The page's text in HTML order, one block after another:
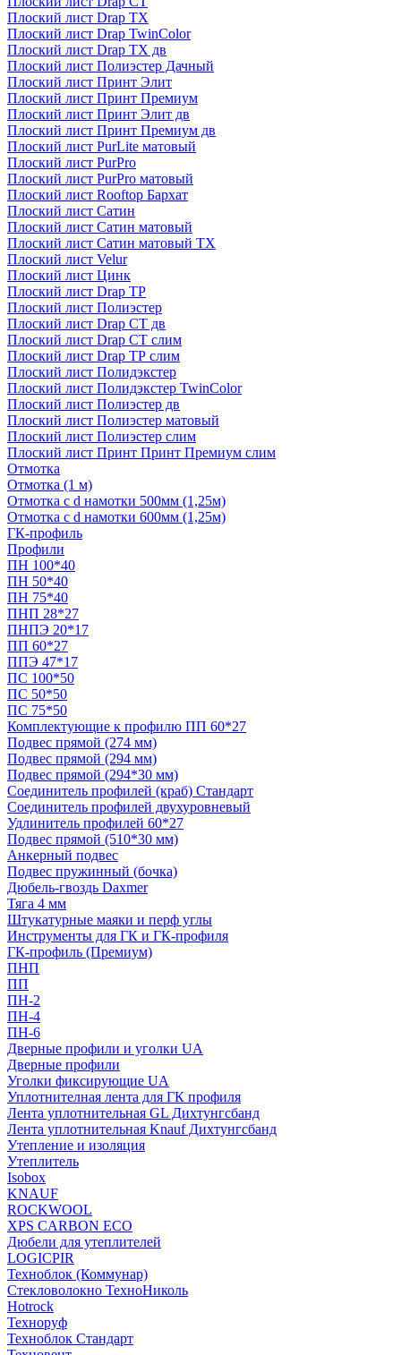
Плоский лист Drap TX
Плоский лист Drap TwinColor
Плоский лист Drap ТХ дв
Плоский лист Полиэстер Дачный
Плоский лист Принт Элит
Плоский лист Принт Премиум
Плоский лист Принт Элит дв
Плоский лист Принт Премиум дв
Плоский лист PurLite матовый
Плоский лист PurPro
Плоский лист PurPro матовый
Плоский лист Rooftop Бархат
Плоский лист Сатин
Плоский лист Сатин матовый
Плоский лист Сатин матовый TX
Плоский лист Velur
Плоский лист Цинк
Плоский лист Drap ТР
Плоский лист Полиэстер
Плоский лист Drap СТ дв
Плоский лист Drap СТ слим
Плоский лист Drap ТР слим
Плоский лист Полидэкстер
Плоский лист Полидэкстер TwinColor
Плоский лист Полиэстер дв
Плоский лист Полиэстер матовый
Плоский лист Полиэстер слим
Плоский лист Принт Принт Премиум слим
Отмотка
Отмотка (1 м)
Отмотка с d намотки 500мм (1,25м)
Отмотка с d намотки 600мм (1,25м)
ГК-профиль
Профили
ПН 100*40
ПН 50*40
ПН 75*40
ПНП 28*27
ПНПЭ 20*17
ПП 60*27
ППЭ 47*17
ПС 100*50
ПС 50*50
ПС 75*50
Комплектующие к профилю ПП 60*27
Подвес прямой (274 мм)
Подвес прямой (294 мм)
Подвес прямой (294*30 мм)
Соединитель профилей (краб) Стандарт
Соединитель профилей двухуровневый
Удлинитель профилей 60*27
Подвес прямой (510*30 мм)
Анкерный подвес
Подвес пружинный (бочка)
Дюбель-гвоздь Daxmer
Тяга 4 мм
Штукатурные маяки и перф углы
Инструменты для ГК и ГК-профиля
ГК-профиль (Премиум)
ПНП
ПП
ПН-2
ПН-4
ПН-6
Дверные профили и уголки UA
Дверные профили
Уголки фиксирующие UA
Уплотнителная лента для ГК профиля
Лента уплотнительная GL Дихтунгсбанд
Лента уплотнительная Knauf Дихтунгсбанд
Утепление и изоляция
Утеплитель
Isobox
KNAUF
ROCKWOOL
XPS CARBON ECO
Дюбели для утеплителей
LOGICPIR
Техноблок (Коммунар)
Стекловолокно ТехноНиколь
Hotrock
Технoруф
Техноблок Стандарт